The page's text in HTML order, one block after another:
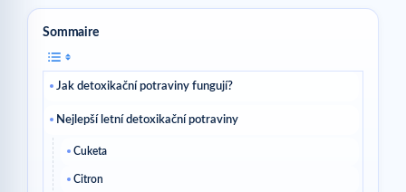
Sommaire
Jak detoxikační potraviny fungují?
Nejlepší letní detoxikační potraviny
Cuketa
Citron